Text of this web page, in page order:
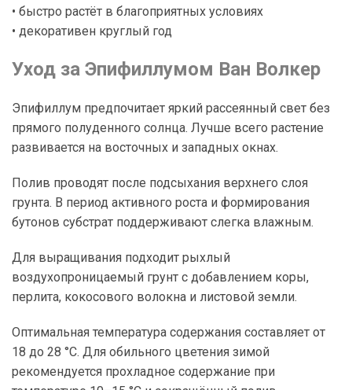
• быстро растёт в благоприятных условиях
• декоративен круглый год
Уход за Эпифиллумом Ван Волкер
Эпифиллум предпочитает яркий рассеянный свет без
прямого полуденного солнца. Лучше всего растение
развивается на восточных и западных окнах.
Полив проводят после подсыхания верхнего слоя
грунта. В период активного роста и формирования
бутонов субстрат поддерживают слегка влажным.
Для выращивания подходит рыхлый
воздухопроницаемый грунт с добавлением коры,
перлита, кокосового волокна и листовой земли.
Оптимальная температура содержания составляет от
18 до 28 °C. Для обильного цветения зимой
рекомендуется прохладное содержание при